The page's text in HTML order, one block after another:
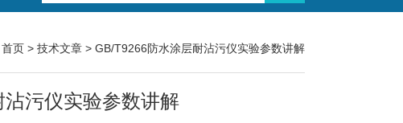
首页 > 技术文章 > GB/T9266防水涂层耐沾污仪实验参数讲解
污仪实验参数讲解